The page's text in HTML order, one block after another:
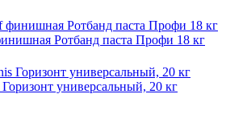
Ротбанд паста Профи 18 кг
универсальный, 20 кг